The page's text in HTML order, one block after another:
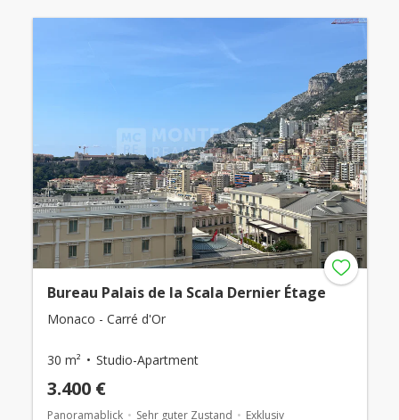
Bureau Palais de la Scala Dernier Étage
Monaco - Carré d'Or
30 m² Studio-Apartment
3.400 €
Panoramablick Sehr guter Zustand Exklusiv